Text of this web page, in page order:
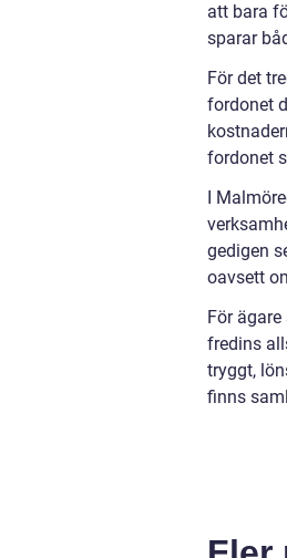
att bara
sparar
För det
fordonet
fordonet
I
gedigen
oavsett
För
fredins
tryggt,
finns